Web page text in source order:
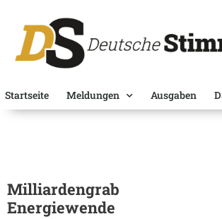
Startseite Meldungen Ausgaben
Milliardengrab
Energiewende